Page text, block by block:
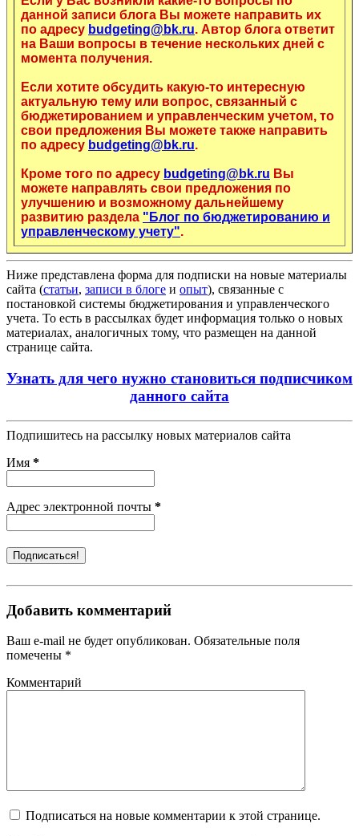
данной записи блога Вы можете направить их
по адресу budgeting@bk.ru. Автор блога ответит
на Ваши вопросы в течение нескольких дней с
момента получения.
Если хотите обсудить какую-то интересную
актуальную тему или вопрос, связанный с
бюджетированием и управленческим учетом, то
свои предложения Вы можете также направить
по адресу budgeting@bk.ru.
Кроме того по адресу budgeting@bk.ru Вы
можете направлять свои предложения по
улучшению и возможному дальнейшему
развитию раздела "Блог по бюджетированию и
управленческому учету".
Ниже представлена форма для подписки на новые материалы
сайта (статьи, записи в блоге и опыт), связанные с
постановкой системы бюджетирования и управленческого
учета. То есть в рассылках будет информация только о новых
материалах, аналогичных тому, что размещен на данной
странице сайта.
Узнать для чего нужно становиться подписчиком
данного сайта
Подпишитесь на рассылку новых материалов сайта
Имя *
Адрес электронной почты *
Добавить комментарий
Ваш e-mail не будет опубликован. Обязательные поля
помечены *
Комментарий
Подписаться на новые комментарии к этой странице.